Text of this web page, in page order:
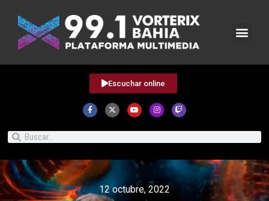
Escuchar online
12 octubre, 2022